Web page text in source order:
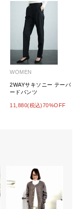
WOMEN
2WAYサキソニー テーパ
ードパンツ
11,880(税込)70%OFF